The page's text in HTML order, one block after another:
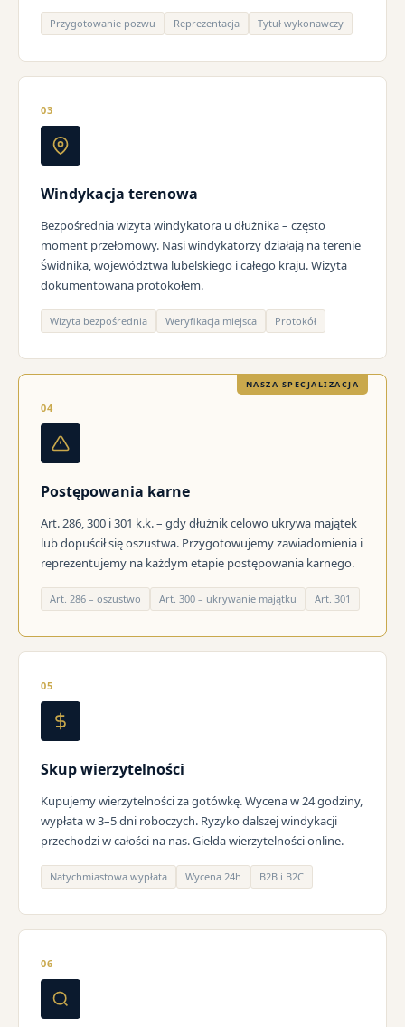
Przygotowanie pozwu Reprezentacja Tytuł wykonawczy
03
Windykacja terenowa
Bezpośrednia wizyta windykatora u dłużnika – często
moment przełomowy. Nasi windykatorzy działają na terenie
Świdnika, województwa lubelskiego i całego kraju. Wizyta
dokumentowana protokołem.
Wizyta bezpośrednia Weryfikacja miejsca Protokół
NASZA SPECJALIZACJA
04
Postępowania karne
Art. 286, 300 i 301 k.k. – gdy dłużnik celowo ukrywa majątek
lub dopuścił się oszustwa. Przygotowujemy zawiadomienia i
reprezentujemy na każdym etapie postępowania karnego.
Art. 286 – oszustwo Art. 300 – ukrywanie majątku Art. 301
05
Skup wierzytelności
Kupujemy wierzytelności za gotówkę. Wycena w 24 godziny,
wypłata w 3–5 dni roboczych. Ryzyko dalszej windykacji
przechodzi w całości na nas. Giełda wierzytelności online.
Natychmiastowa wypłata Wycena 24h B2B i B2C
06